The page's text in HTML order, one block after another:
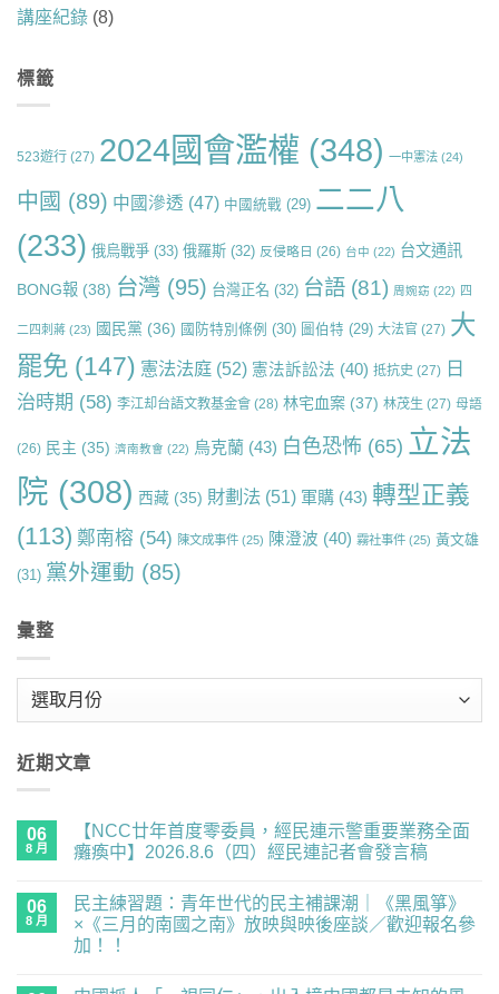
講座紀錄 (8)
標籤
523遊行 (27) 2024國會濫權 (348) 一中憲法 (24)
中國 (89) 中國滲透 (47) 中國統戰 (29) 二二八
(233) 俄烏戰爭 (33) 俄羅斯 (32) 反侵略日 (26) 台中 (22) 台文通訊
BONG報 (38) 台灣 (95) 台灣正名 (32) 台語 (81) 周婉窈 (22) 四
二四刺蔣 (23) 國民黨 (36) 國防特別條例 (30) 圖伯特 (29) 大法官 (27) 大
罷免 (147) 憲法法庭 (52) 憲法訴訟法 (40) 抵抗史 (27) 日
治時期 (58) 李江却台語文教基金會 (28) 林宅血案 (37) 林茂生 (27) 母語
(26) 民主 (35) 濟南教會 (22) 烏克蘭 (43) 白色恐怖 (65) 立法
院 (308) 西藏 (35) 財劃法 (51) 軍購 (43) 轉型正義
(113) 鄭南榕 (54) 陳文成事件 (25) 陳澄波 (40) 霧社事件 (25) 黃文雄
(31) 黨外運動 (85)
彙整
近期文章
06
8 月
【NCC廿年首度零委員，經民連示警重要業務全面
癱瘓中】2026.8.6（四）經民連記者會發言稿
廿
年
首
度
員，
留
言
06
8 月
民主練習題：青年世代的民主補課潮｜《黑風箏》
×《三月的南國之南》放映與映後座談／歡迎報名參
加！！